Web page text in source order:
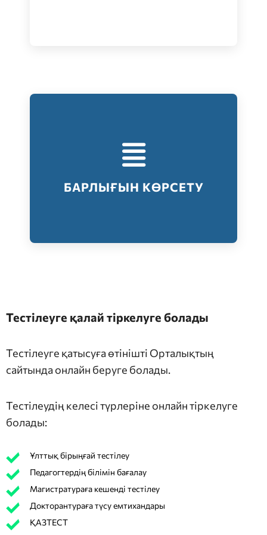
БАРЛЫҒЫН КӨРСЕТУ
Тестілеудің барлық түрлері
Барлығын көрсету
Тестілеуге қалай тіркелуге болады
Тестілеуге қатысуға өтінішті Орталықтың
сайтында онлайн беруге болады.
Тестілеудің келесі түрлеріне онлайн тіркелуге
болады:
Ұлттық бірыңғай тестілеу
Педагогтердің білімін бағалау
Магистратураға кешенді тестілеу
Докторантураға түсу емтихандары
ҚАЗТЕСТ